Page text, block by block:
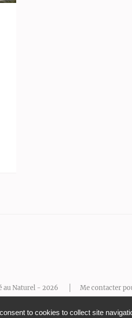
au Naturel - 2026 Me contacter
to cookies to collect site